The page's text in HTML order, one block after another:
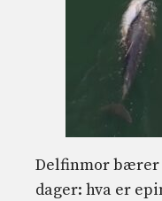
Delfinmor bærer
dager: hva er